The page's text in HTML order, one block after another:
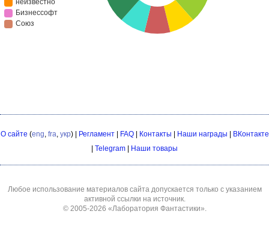
О сайте (eng, fra, укр) | Регламент| FAQ| Контакты Наши награды
ВКонтакте
Telegram Наши товары
Любое использование материалов сайта допускается только с указанием
активной ссылки на источник.
© 2005-2026 «Лаборатория Фантастики».